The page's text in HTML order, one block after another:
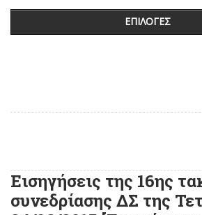
ΕΠΙΛΟΓΕΣ
Εισηγήσεις της 16ης
συνεδρίασης ΔΣ της